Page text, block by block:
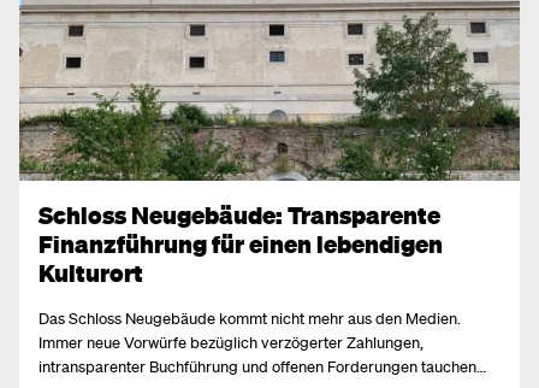
Schloss Neugebäude: Transparente
Finanzführung für einen lebendigen
Kulturort
Das Schloss Neugebäude kommt nicht mehr aus den Medien.
Immer neue Vorwürfe bezüglich verzögerter Zahlungen,
intransparenter Buchführung und offenen Forderungen tauchen